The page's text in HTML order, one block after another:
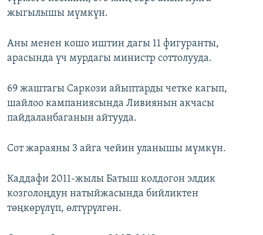
жыгылышы мүмкүн.
Аны менен кошо иштин дагы 11 фигуранты,
арасында үч мурдагы министр соттолууда.
69 жаштагы Саркози айыптарды четке кагып,
шайлоо кампаниясында Ливиянын акчасы
пайдаланбаганын айтууда.
Сот жараяны 3 айга чейин уланышы мүмкүн.
Каддафи 2011-жылы Батыш колдогон элдик
козголоңдун натыйжасында бийликтен
төңкөрүлүп, өлтүрүлгөн.